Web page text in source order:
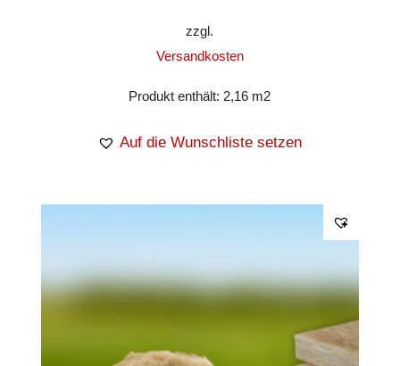
zzgl.
Versandkosten
Produkt enthält: 2,16 m2
Auf die Wunschliste setzen